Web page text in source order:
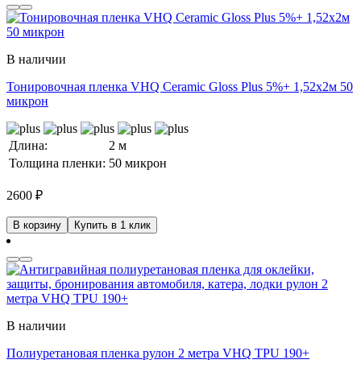
В наличии
Тонировочная пленка VHQ Ceramic Gloss Plus 5%+ 1,52x2м 50
микрон
Длина:
2 м
Толщина пленки: 50 микрон
2600 ₽
В корзину Купить в 1 клик
В наличии
Полиуретановая пленка рулон 2 метра VHQ TPU 190+